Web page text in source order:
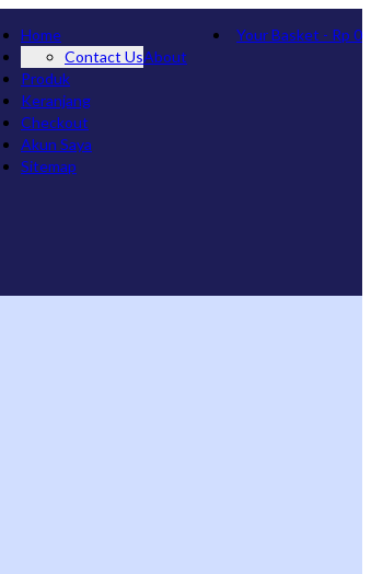
Home
About
Contact Us
Produk
Keranjang
Checkout
Akun Saya
Sitemap
Your Basket - Rp 0